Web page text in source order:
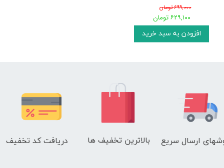
۶۹۹,۰۰۰ تومان
۶۲۹,۱۰۰ تومان
افزودن به سبد خرید
ارسال سریع دریافت کد تخفیف بالاترین تخفیف ها